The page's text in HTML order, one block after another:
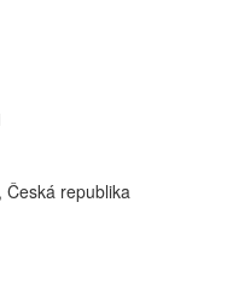
Česká republika